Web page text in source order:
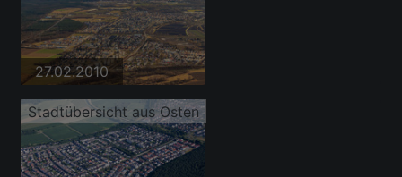
27.02.2010
Stadtübersicht aus Osten